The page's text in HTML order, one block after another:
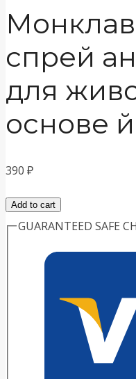
спрей
для
основе
390 ₽
Монклавит
130мл
Add to cart
GUARANTEED SAFE